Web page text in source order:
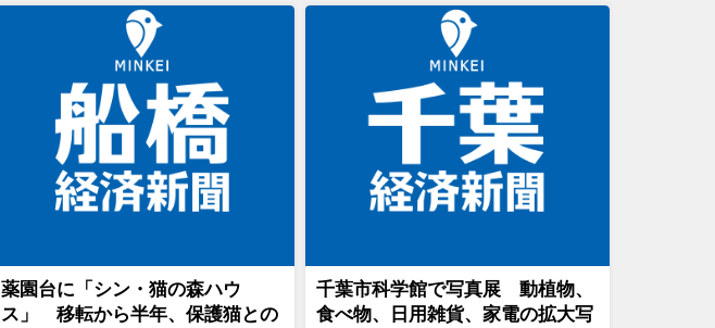
薬園台に「シン・猫の森ハウ
ス」 移転から半年、保護猫との
千葉市科学館で写真展 動植物、
食べ物、日用雑貨、家電の拡大写